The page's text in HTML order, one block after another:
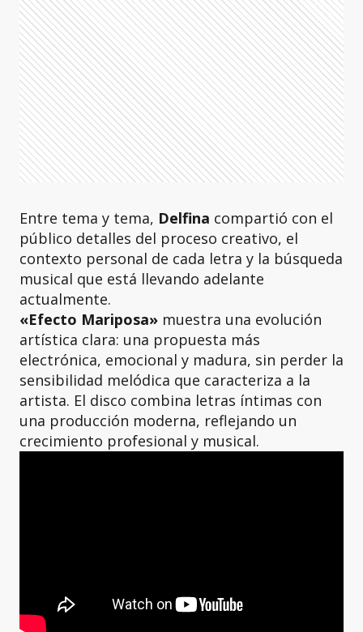
Entre tema y tema, Delfina compartió con el
público detalles del proceso creativo, el
contexto personal de cada letra y la búsqueda
musical que está llevando adelante
actualmente.
«Efecto Mariposa» muestra una evolución
artística clara: una propuesta más
electrónica, emocional y madura, sin perder la
sensibilidad melódica que caracteriza a la
artista. El disco combina letras íntimas con
una producción moderna, reflejando un
crecimiento profesional y musical.